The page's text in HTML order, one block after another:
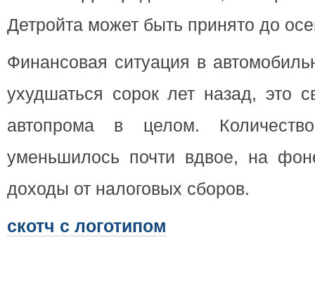
Детройта может быть принято до
Финансовая ситуация в
ухудшаться сорок лет назад, это
автопрома в целом.
уменьшилось почти вдвое, на
доходы от налоговых сборов.
скотч с логотипом